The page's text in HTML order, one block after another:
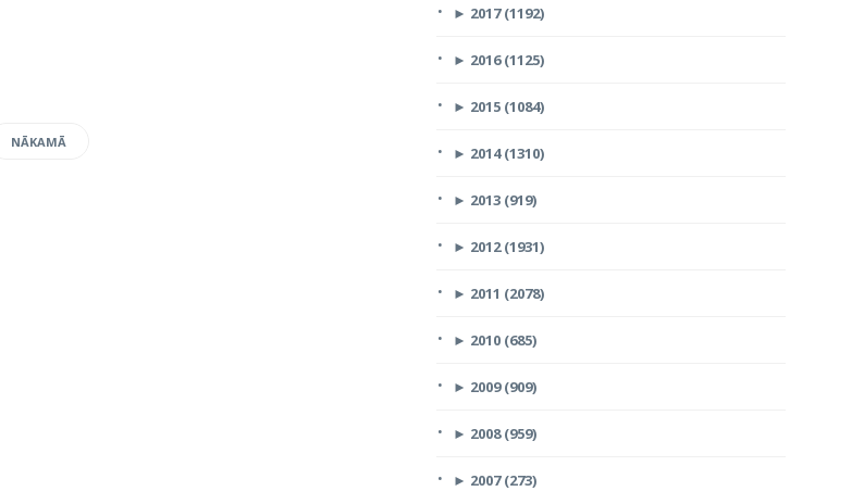
NĀKAMĀ
► 2017 (1192)
► 2016 (1125)
► 2015 (1084)
► 2014 (1310)
► 2013 (919)
► 2012 (1931)
► 2011 (2078)
► 2010 (685)
► 2009 (909)
► 2008 (959)
► 2007 (273)